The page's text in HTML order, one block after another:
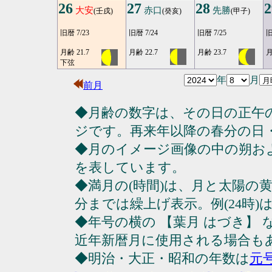
26 大安(壬戌)
旧暦 7/23
月齢 21.7
下弦
27 赤口(癸亥)
旧暦 7/24
月齢 22.7
28 先勝(甲子)
旧暦 7/25
月齢 23.7
前月
年 月
◆月齢の数字は、その日の正午
ジです。再来年以降の春分の日
◆月のイメージ画像の中の朔
を表しています。
◆満月の(時間)は、月と太陽の
分までは繰上げ表示。例(24時)
◆年号の横の 【葉月 はづき】
近年新暦月に使用される場合も
◆明治・大正・昭和の年数は元